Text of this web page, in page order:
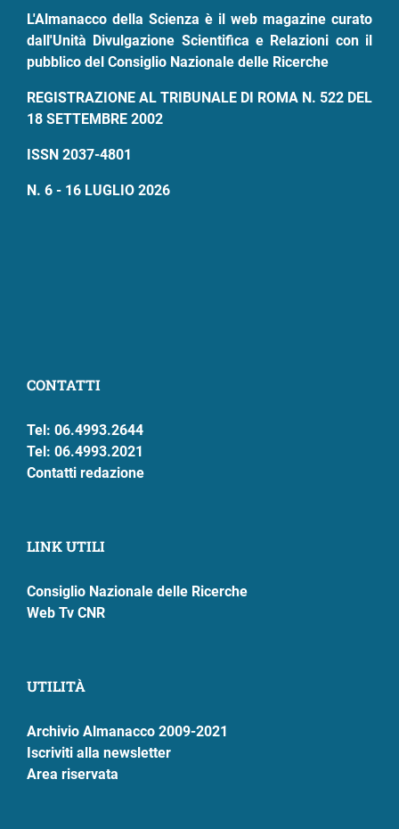
L'Almanacco della Scienza è il web magazine curato
dall'Unità Divulgazione Scientifica e Relazioni con il
pubblico del Consiglio Nazionale delle Ricerche
REGISTRAZIONE AL TRIBUNALE DI ROMA N. 522 DEL
18 SETTEMBRE 2002
ISSN 2037-4801
N. 6 - 16 LUGLIO 2026
CONTATTI
Tel: 06.4993.2644
Tel: 06.4993.2021
Contatti redazione
LINK UTILI
Consiglio Nazionale delle Ricerche
Web Tv CNR
UTILITÀ
Archivio Almanacco 2009-2021
Iscriviti alla newsletter
Area riservata